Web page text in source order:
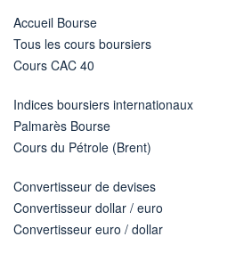
Accueil Bourse
Tous les cours boursiers
Cours CAC 40
Indices boursiers internationaux
Palmarès Bourse
Cours du Pétrole (Brent)
Convertisseur de devises
Convertisseur dollar / euro
Convertisseur euro / dollar